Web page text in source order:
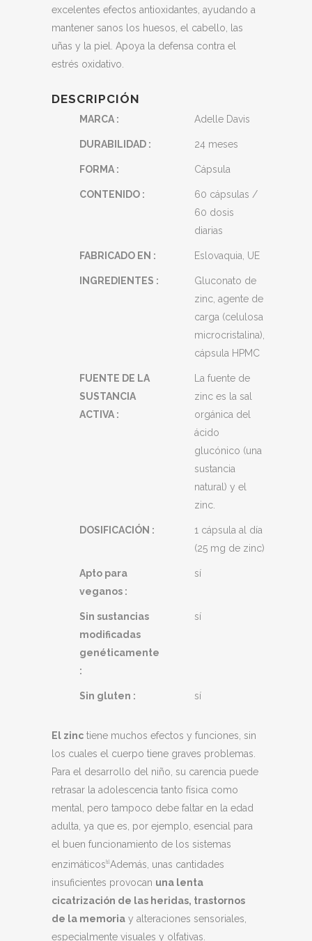
excelentes efectos antioxidantes, ayudando a
mantener sanos los huesos, el cabello, las
uñas y la piel. Apoya la defensa contra el
estrés oxidativo.
DESCRIPCIÓN
MARCA : Adelle Davis
DURABILIDAD : 24 meses
FORMA : Cápsula
CONTENIDO :
60 cápsulas /
60 dosis
diarias
FABRICADO EN : Eslovaquia, UE
INGREDIENTES :
Gluconato de
zinc, agente de
carga (celulosa
microcristalina),
cápsula HPMC
FUENTE DE LA
SUSTANCIA
ACTIVA :
La fuente de
zinc es la sal
orgánica del
ácido
glucónico (una
sustancia
natural) y el
zinc.
DOSIFICACIÓN :
1 cápsula al día
(25 mg de zinc)
Apto para
veganos :
sí
Sin sustancias
modificadas
genéticamente
:
sí
Sin gluten : sí
El zinc tiene muchos efectos y funciones, sin
los cuales el cuerpo tiene graves problemas.
Para el desarrollo del niño, su carencia puede
retrasar la adolescencia tanto física como
mental, pero tampoco debe faltar en la edad
adulta, ya que es, por ejemplo, esencial para
el buen funcionamiento de los sistemas
enzimáticos [1].Además, unas cantidades
insuficientes provocan una lenta
cicatrización de las heridas, trastornos
de la memoria y alteraciones sensoriales,
especialmente visuales y olfativas.